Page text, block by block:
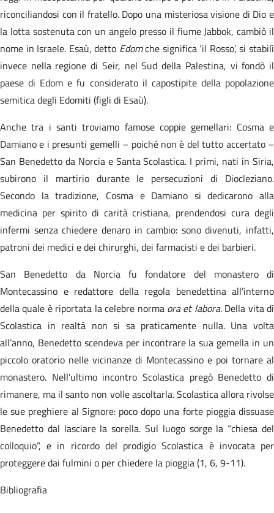
riconciliandosi con il fratello. Dopo una misteriosa visione di Dio e
la lotta sostenuta con un angelo presso il fiume Jabbok, cambiò il
nome in Israele. Esaù, detto Edomche significa ‘il Rosso’, si stabilì
invece nella regione di Seir, nel Sud della Palestina, vi fondò il
paese di Edom e fu considerato il capostipite della popolazione
semitica degli Edomiti (figli di Esaù).
Anche tra i santi troviamo famose coppie gemellari: Cosma e
Damiano e i presunti gemelli – poiché non è del tutto accertato –
San Benedetto da Norcia e Santa Scolastica. I primi, nati in Siria,
subirono il martirio durante le persecuzioni di Diocleziano.
Secondo la tradizione, Cosma e Damiano si dedicarono alla
medicina per spirito di carità cristiana, prendendosi cura degli
infermi senza chiedere denaro in cambio: sono divenuti, infatti,
patroni dei medici e dei chirurghi, dei farmacisti e dei barbieri.
San Benedetto da Norcia fu fondatore del monastero di
Montecassino e redattore della regola benedettina all’interno
della quale è riportata la celebre norma ora et labora. Della vita di
Scolastica in realtà non si sa praticamente nulla. Una volta
all’anno, Benedetto scendeva per incontrare la sua gemella in un
piccolo oratorio nelle vicinanze di Montecassino e poi tornare al
monastero. Nell’ultimo incontro Scolastica pregò Benedetto di
rimanere, ma il santo non volle ascoltarla. Scolastica allora rivolse
le sue preghiere al Signore: poco dopo una forte pioggia dissuase
Benedetto dal lasciare la sorella. Sul luogo sorge la “chiesa del
colloquio”, e in ricordo del prodigio Scolastica è invocata per
proteggere dai fulmini o per chiedere la pioggia (1, 6, 9-11).
Bibliografia